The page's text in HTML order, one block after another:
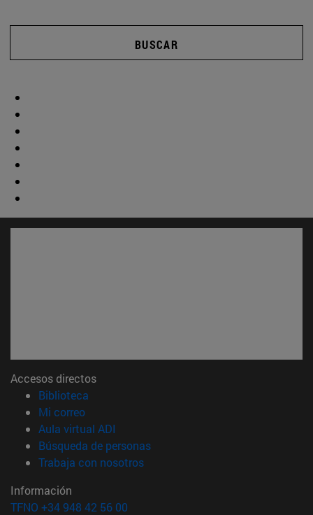
BUSCAR
Accesos directos
Biblioteca
Mi correo(abre en nueva ventana)
Aula virtual ADI
Búsqueda de personas(abre en nueva ventana)
Trabaja con nosotros(abre en nueva ventana)
Información
TFNO +34 948 42 56 00